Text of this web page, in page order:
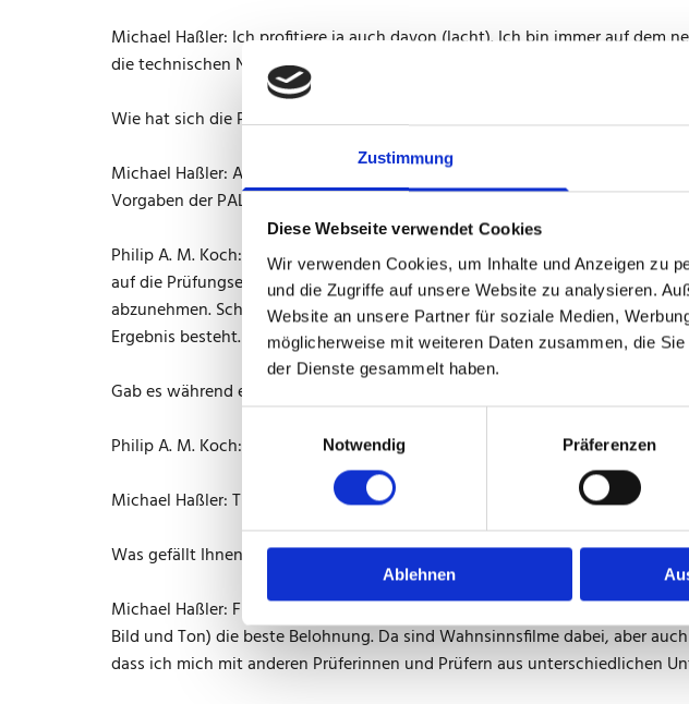
Zustimmung
Diese Webseite verwendet Cookies
Wir verwenden Cookies, um Inhalte und Anzeigen zu
und die Zugriffe auf unsere Website zu analysieren.
Website an unsere Partner für soziale Medien,
möglicherweise mit weiteren Daten zusammen, die
der Dienste gesammelt haben.
Notwendig
Präferenzen
Ablehnen
Michael Haßler: Ich profitiere ja auch davon (lacht). Ich bin immer auf dem
die technischen Neuerungen. Auf der anderen Seite kann ich mein Wissen
Wie hat sich die Prüfertätigkeit in den letzten Jahren verändert?
Michael Haßler: Als ich als Prüfer angefangen habe, haben wir als
Vorgaben der PAL, setzen also das um, was die PAL vorschreibt. Das
Philip A. M. Koch: Mit dem Generationenwandel hat sich die Einstellung
auf die Prüfungsergebnisse auswirkt. Das ist für mich als Prüfer keine
abzunehmen. Schließlich wollen wir gut qualifizierten Menschen einen
Ergebnis besteht.
Gab es während einer Prüfung schon mal eine skurrile Situation?
Philip A. M. Koch: Freudentränen nach bestandener Prüfung und alle
Michael Haßler: Tränen während der Prüfung kenne ich auch. Meist bin ich
Was gefällt Ihnen besonders bei Ihrer Arbeit als Prüfer?
Michael Haßler: Für mich sind die Filme, die jedes Jahr durch die Prüflinge
Bild und Ton) die beste Belohnung. Da sind Wahnsinnsfilme dabei, aber
dass ich mich mit anderen Prüferinnen und Prüfern aus unterschiedlichen